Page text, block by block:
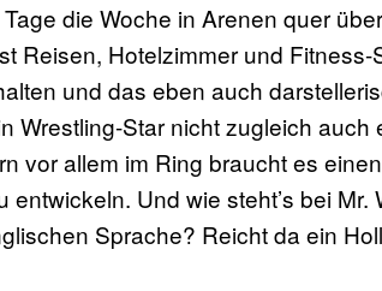
die Woche in Arenen quer
Reisen, Hotelzimmer und
und das eben auch
Wrestling-Star nicht zugleich auch
vor allem im Ring braucht es
Und wie steht’s bei
Sprache? Reicht da ein